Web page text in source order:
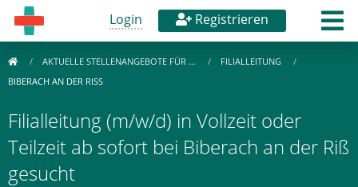
Login Registrieren
AKTUELLE STELLENANGEBOTE FÜR …
FILIALLEITUNG
BIBERACH AN DER RISS
Filialleitung (m/w/d) in Vollzeit oder
Teilzeit ab sofort bei Biberach an der Riß
gesucht